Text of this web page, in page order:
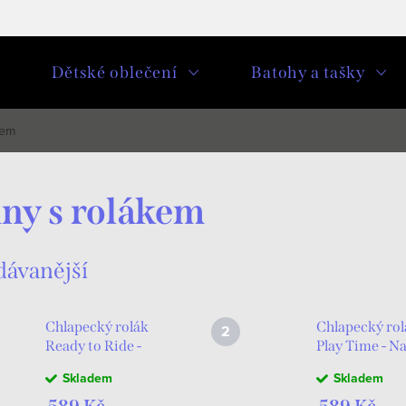
Dětské oblečení Batohy a tašky
s rolákem
Chlapecký rolák
Ready to Ride -
Skladem
Chlapecký
Play Time -
Skladem